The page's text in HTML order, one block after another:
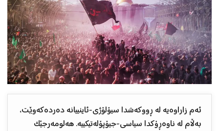
ئەم زاراوەیە لە ڕووکەشدا سیۆلۆژی-ئاینییانە دەردەکەوێت،
بەڵام لە ناوەڕۆکدا سیاسی-جیۆپۆلەتیکییە. هەلومەرجێک